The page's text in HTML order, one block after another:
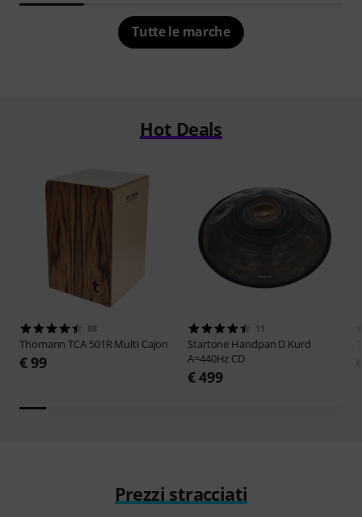
Tutte le marche
Hot Deals
88
ThomannTCA 501R Multi Cajon
€ 99
11
Startone Handpan D Kurd
A=440Hz CD
€ 499
Prezzi stracciati